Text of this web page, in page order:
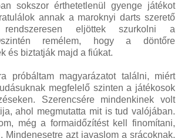
sokszor érthetetlenül gyenge játékot
annak a maroknyi darts szerető
eljöttek szurkolni a
remélem, hogy a döntőre
és biztatják majd a fiúkat.
próbáltam magyarázatot találni, miért
megfelelő szinten a játékosok
Szerencsére mindenkinek volt
ahol megmutatta mit is tud valójában.
még a formaidőzítést kell finomítani,
Mindenesetre azt javaslom a srácoknak,